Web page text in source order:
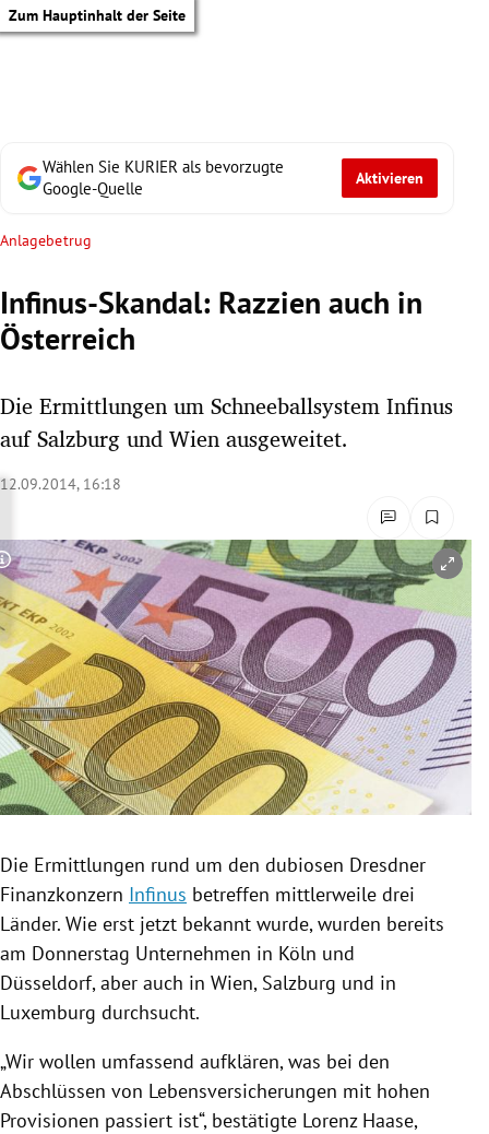
Zum Hauptinhalt der Seite
Untermenü
Untermenü
Untermenü
Untermenü
Untermenü
Untermenü
Untermenü
Wählen Sie KURIER als bevorzugte
Google-Quelle
Aktivieren
Anlagebetrug
Infinus-Skandal: Razzien auch in
Österreich
Die Ermittlungen um Schneeballsystem Infinus
auf Salzburg und Wien ausgeweitet.
12.09.2014, 16:18
Copyright-Hinweis öffnen/schließen
Die Ermittlungen rund um den dubiosen Dresdner
Finanzkonzern Infinus betreffen mittlerweile drei
Länder. Wie erst jetzt bekannt wurde, wurden bereits
am Donnerstag Unternehmen in Köln und
Düsseldorf, aber auch in Wien, Salzburg und in
Luxemburg durchsucht.
„Wir wollen umfassend aufklären, was bei den
Abschlüssen von Lebensversicherungen mit hohen
Provisionen passiert ist“, bestätigte Lorenz Haase,